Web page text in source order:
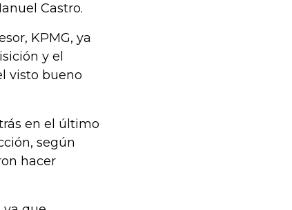
Castro.
KPMG, ya
y el
visto bueno
en el último
según
hacer